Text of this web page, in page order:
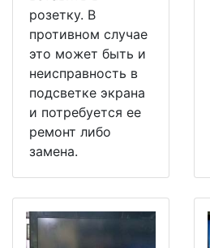
розетку. В
противном случае
это может быть и
неисправность в
подсветке экрана
и потребуется ее
ремонт либо
замена.